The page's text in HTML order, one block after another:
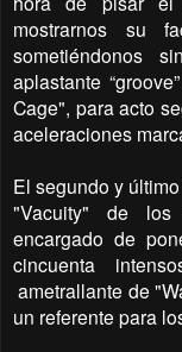
mostrarnos su
sometiéndonos
aplastante
Cage", para acto
aceleraciones
El segundo y
"Vacuity" de los
encargado de
cincuenta
ametrallante de
un referente para